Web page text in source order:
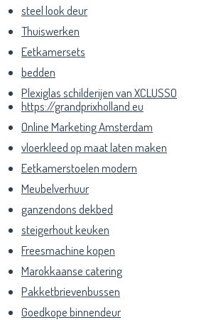
steel look deur
Thuiswerken
Eetkamersets
bedden
Plexiglas schilderijen van XCLUSSO
https://grandprixholland.eu
Online Marketing Amsterdam
vloerkleed op maat laten maken
Eetkamerstoelen modern
Meubelverhuur
ganzendons dekbed
steigerhout keuken
Freesmachine kopen
Marokkaanse catering
Pakketbrievenbussen
Goedkope binnendeur